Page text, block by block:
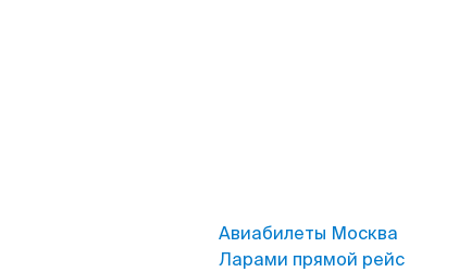
Авиабилеты Москва
Ларами прямой рейс